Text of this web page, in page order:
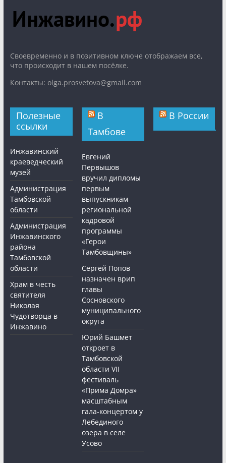
Cвоевременно и в позитивном ключе отображаем все,
что происходит в нашем посёлке.
Контакты: olga.prosvetova@gmail.com
Полезные
ссылки
Инжавинский
краеведческий
музей
Администрация
Тамбовской
области
Администрация
Инжавинского
района
Тамбовской
области
Храм в честь
святителя
Николая
Чудотворца в
Инжавино
В
Тамбове
Евгений
Первышов
вручил дипломы
первым
выпускникам
региональной
кадровой
программы
«Герои
Тамбовщины»
Сергей Попов
назначен врип
главы
Сосновского
муниципального
округа
Юрий Башмет
откроет в
Тамбовской
области VII
фестиваль
«Прима Домра»
масштабным
гала-концертом у
Лебединого
озера в селе
Усово
В России